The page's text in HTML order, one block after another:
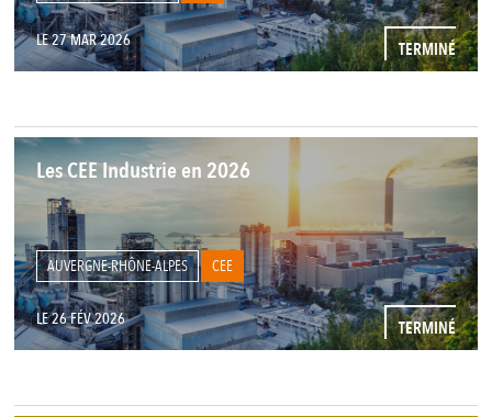
LE 27 MAR 2026 TERMINÉ
Les CEE Industrie en 2026
AUVERGNE-RHÔNE-ALPES CEE
LE 26 FÉV 2026 TERMINÉ